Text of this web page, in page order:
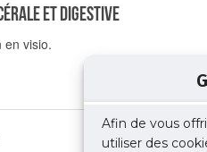
Afin de vous
utiliser des
et digestive
en visio.